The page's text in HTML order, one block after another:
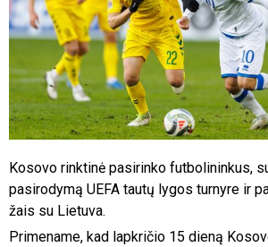
Kosovo rinktinė pasirinko futbolininkus,
pasirodymą UEFA tautų lygos turnyre ir
žais su Lietuva.
Primename, kad lapkričio 15 dieną